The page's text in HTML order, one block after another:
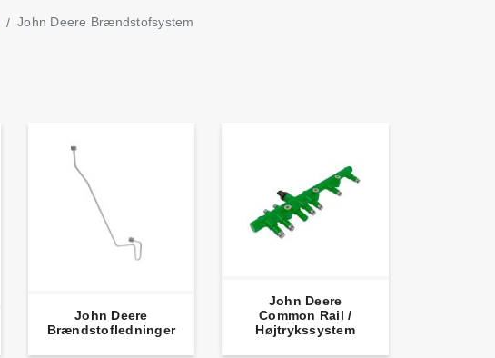
John Deere Brændstofsystem
John Deere
Brændstofledninger
John Deere
Common Rail /
Højtrykssystem